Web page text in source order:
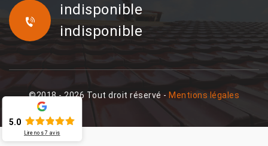
indisponible
indisponible
©2018 - 2026 Tout droit réservé - Mentions légales
5.0
Lire nos 7 avis